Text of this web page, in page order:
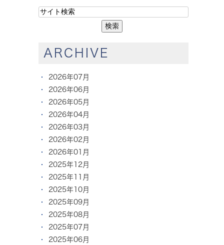
ARCHIVE
2026年07月
2026年06月
2026年05月
2026年04月
2026年03月
2026年02月
2026年01月
2025年12月
2025年11月
2025年10月
2025年09月
2025年08月
2025年07月
2025年06月